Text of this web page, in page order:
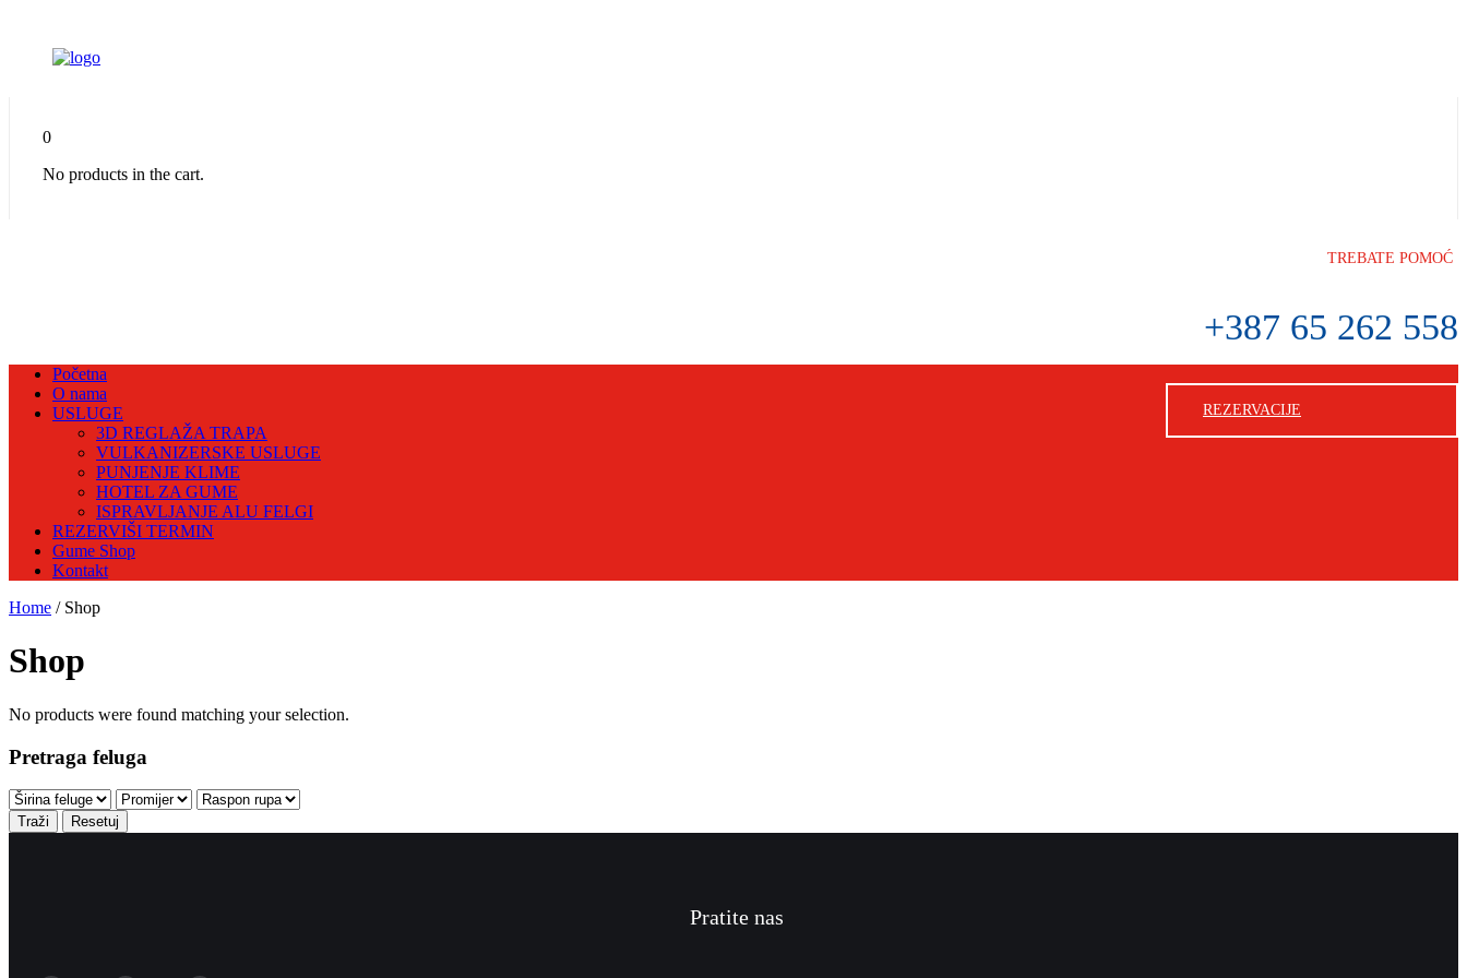
0
No products in the cart.
TREBATE POMOĆ
+387 65 262 558
REZERVACIJE
Početna
O nama
USLUGE
3D REGLAŽA TRAPA
VULKANIZERSKE USLUGE
PUNJENJE KLIME
HOTEL ZA GUME
ISPRAVLJANJE ALU FELGI
REZERVIŠI TERMIN
Gume Shop
Kontakt
Home / Shop
Shop
No products were found matching your selection.
Pretraga feluga
Traži Resetuj
Pratite nas